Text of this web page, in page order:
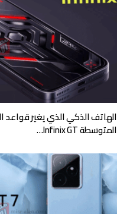
الهاتف الذكي الذي يغير قواعد
المتوسطة Infinix GT…